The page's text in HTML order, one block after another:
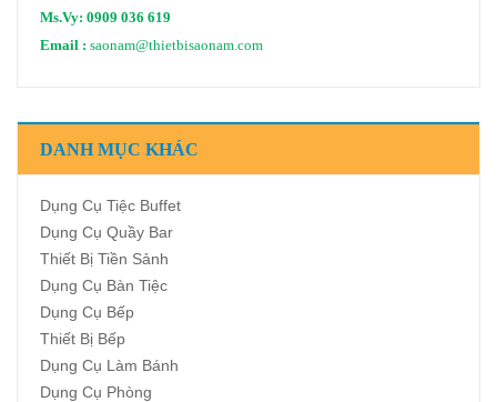
Ms.Vy: 0909 036 619
Email : saonam@thietbisaonam.com
DANH MỤC KHÁC
Dụng Cụ Tiệc Buffet
Dụng Cụ Quầy Bar
Thiết Bị Tiền Sảnh
Dụng Cụ Bàn Tiệc
Dụng Cụ Bếp
Thiết Bị Bếp
Dụng Cụ Làm Bánh
Dụng Cụ Phòng